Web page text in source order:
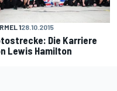
128.10.2015
Die Karriere
Lewis Hamilton